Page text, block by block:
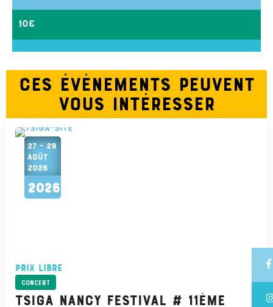
10€
Ces évènements peuvent
vous intéresser
27 - 29
AOÛT
2026
2026
Prix libre
Concert
Tsiga Nancy festival # 11ème